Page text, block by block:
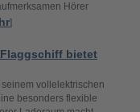
Hörer
]
bietet
vollelektrischen
besonders flexible